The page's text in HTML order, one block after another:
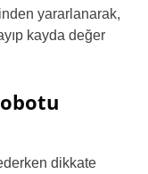
yararlanarak,
kayda değer
dikkate